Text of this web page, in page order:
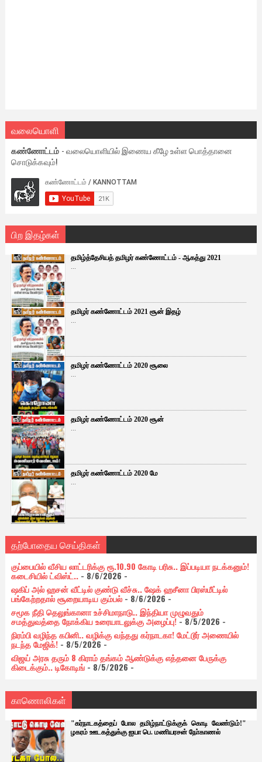
வலையொளி
கண்ணோட்டம் - வலையொளியில் இணைய கீழே உள்ள பொத்தானை
சொடுக்கவும்!
பிற இதழ்கள்
தமிழ்த்தேசியத் தமிழர் கண்ணோட்டம் - ஆகத்து 2021
...
தமிழர் கண்ணோட்டம் 2021 சூன் இதழ்
...
தமிழர் கண்ணோட்டம் 2020 சூலை
...
தமிழர் கண்ணோட்டம் 2020 சூன்
...
தமிழர் கண்ணோட்டம் 2020 மே
...
தற்போதைய செய்திகள்
குப்பையில் வீசிய லாட்டரிக்கு ரூ.10.90 கோடி பரிசு.. இப்படியா நடக்கனும்!
கடைசியில் ட்விஸ்ட்..- 8/6/2026 -
ஷகிப் அல் ஹசன் வீட்டில் குண்டு வீச்சு.. ஷேக் ஹசீனா பிரஸ்மீட்டில்
பங்கேற்றதால் சூறையாடிய கும்பல்- 8/6/2026-
சமூக நீதி தெலுங்கானா உச்சிமாநாடு.. இந்தியா முழுவதும்
சமத்துவத்தை நோக்கிய உரையாடலுக்கு அழைப்பு!- 8/5/2026 -
நிரம்பி வழிந்த கபினி.. வழிக்கு வந்தது கர்நாடகா! மேட்டூர் அணையில்
நடந்த மேஜிக்!- 8/5/2026 -
விஜய் அரசு தரும் 8 கிராம் தங்கம் ஆண்டுக்கு எத்தனை பேருக்கு
கிடைக்கும்.. டிகோடிங்- 8/5/2026 -
காணொலிகள்
"கர்நாடகத்தைப் போல தமிழ்நாட்டுக்குக் கொடி வேண்டும்!"
ழகரம் ஊடகத்துக்கு ஐயா பெ. மணியரசன் நோ்காணல்